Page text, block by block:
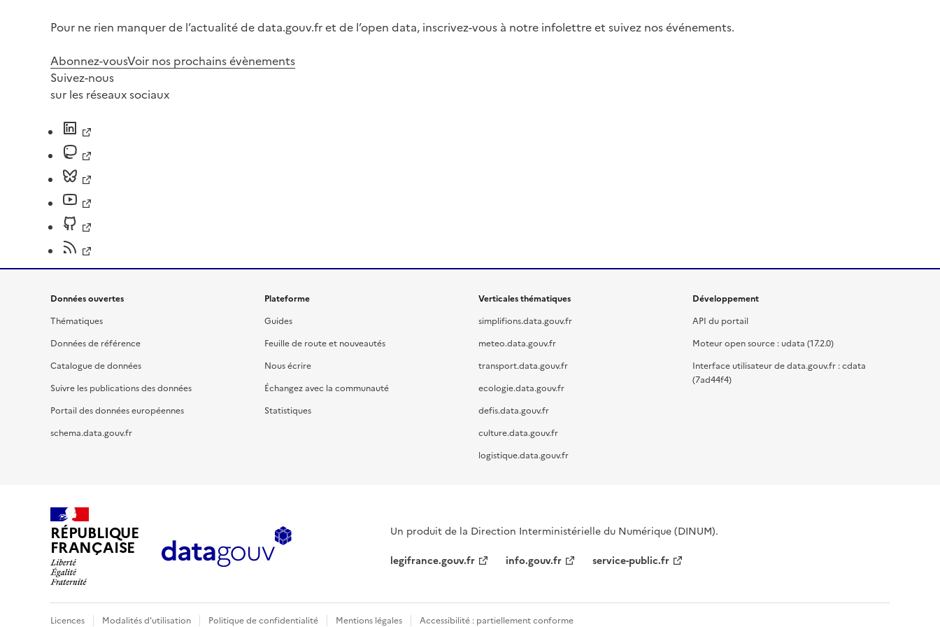
Pour ne rien manquer de l’actualité de data.gouv.fr et de l’open data, inscrivez-vous à notre infolettre et suivez nos événements.
Abonnez-vousVoir nos prochains évènements
Suivez-nous
sur les réseaux sociaux
Données ouvertes
Thématiques
Données de référence
Catalogue de données
Suivre les publications des données
Portail des données européennes
schema.data.gouv.fr
Plateforme
Guides
Feuille de route et nouveautés
Nous écrire
Échangez avec la communauté
Statistiques
Verticales thématiques
simplifions.data.gouv.fr
meteo.data.gouv.fr
transport.data.gouv.fr
ecologie.data.gouv.fr
defis.data.gouv.fr
culture.data.gouv.fr
logistique.data.gouv.fr
Développement
API du portail
Moteur open source : udata (17.2.0)
Interface utilisateur de data.gouv.fr : cdata
(7ad44f4)
RÉPUBLIQUE
FRANÇAISE
Un produit de la Direction Interministérielle du Numérique (DINUM).
legifrance.gouv.fr
info.gouv.fr service-public.fr
Licences Modalités d'utilisation Politique de confidentialité Mentions légales Accessibilité : partiellement conforme